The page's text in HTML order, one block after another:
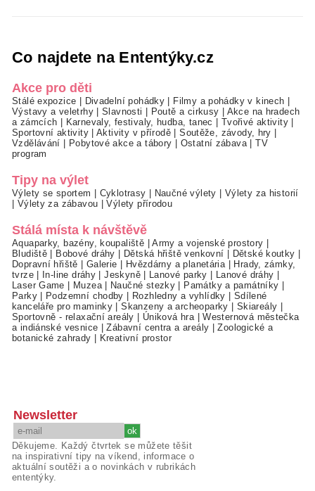
Co najdete na Ententýky.cz
Akce pro děti
Stálé expozice | Divadelní pohádky | Filmy a pohádky v kinech |
Výstavy a veletrhy|Slavnosti | Poutě a cirkusy | Akce na hradech
a zámcích | Karnevaly, festivaly, hudba, tanec | Tvořivé aktivity |
Sportovní aktivity|Aktivity v přírodě |Soutěže, závody, hry |
Vzdělávání | Pobytové akce a tábory | Ostatní zábava |TV
program
Tipy na výlet
Výlety se sportem | Cyklotrasy | Naučné výlety | Výlety za historií
| Výlety za zábavou |Výlety přírodou
Stálá místa k návštěvě
Aquaparky, bazény, koupaliště |Army a vojenské prostory |
Bludiště | Bobové dráhy | Dětská hřiště venkovní | Dětské koutky |
Dopravní hřiště | Galerie | Hvězdárny a planetária | Hrady, zámky,
tvrze| In-line dráhy |Jeskyně| Lanové parky | Lanové dráhy |
Laser Game | Muzea| Naučné stezky | Památky a památníky |
Parky| Podzemní chodby | Rozhledny a vyhlídky | Sdílené
kanceláře pro maminky |Skanzeny a archeoparky | Skiareály |
Sportovně - relaxační areály | Úniková hra |Westernová městečka
a indiánské vesnice |Zábavní centra a areály |Zoologické a
botanické zahrady | Kreativní prostor
Newsletter
Děkujeme. Každý čtvrtek se můžete těšit
na inspirativní tipy na víkend, informace o
aktuální soutěži a o novinkách v rubrikách
ententýky.